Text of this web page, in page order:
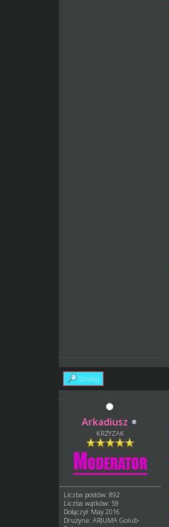
Szukaj
Arkadiusz
KRZYZAK
Liczba postów: 892
Liczba wątków: 59
Dołączył: May 2016
Drużyna: ARJUMA Golub-